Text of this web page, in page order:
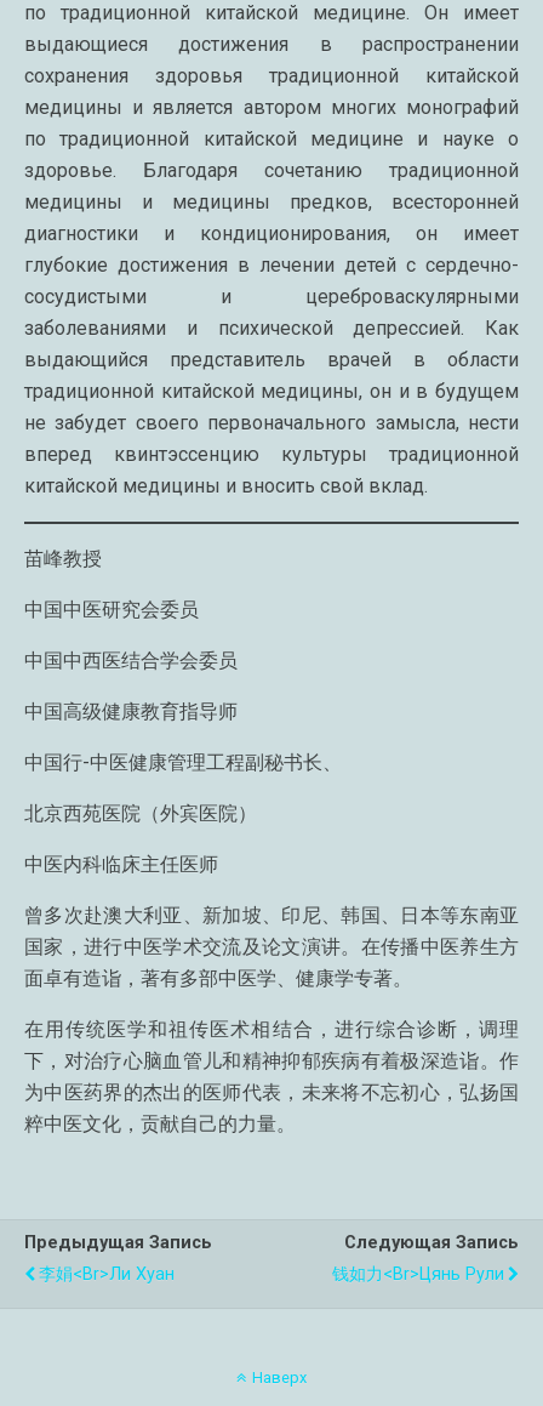
по традиционной китайской медицине. Он имеет
выдающиеся достижения в распространении
сохранения здоровья традиционной китайской
медицины и является автором многих монографий
по традиционной китайской медицине и науке о
здоровье. Благодаря сочетанию традиционной
медицины и медицины предков, всесторонней
диагностики и кондиционирования, он имеет
глубокие достижения в лечении детей с сердечно-
сосудистыми и цереброваскулярными
заболеваниями и психической депрессией. Как
выдающийся представитель врачей в области
традиционной китайской медицины, он и в будущем
не забудет своего первоначального замысла, нести
вперед квинтэссенцию культуры традиционной
китайской медицины и вносить свой вклад.
苗峰教授
中国中医研究会委员
中国中西医结合学会委员
中国高级健康教育指导师
中国行-中医健康管理工程副秘书长、
北京西苑医院（外宾医院）
中医内科临床主任医师
曾多次赴澳大利亚、新加坡、印尼、韩国、日本等东南亚
国家，进行中医学术交流及论文演讲。在传播中医养生方
面卓有造诣，著有多部中医学、健康学专著。
在用传统医学和祖传医术相结合，进行综合诊断，调理
下，对治疗心脑血管儿和精神抑郁疾病有着极深造诣。作
为中医药界的杰出的医师代表，未来将不忘初心，弘扬国
粹中医文化，贡献自己的力量。
Предыдущая Запись
李娟<br>Ли Хуан
Следующая Запись
钱如力<br>Цянь Рули
Наверх